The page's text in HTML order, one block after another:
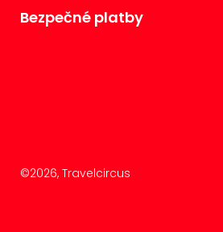
Bezpečné platby
©2026, Travelcircus